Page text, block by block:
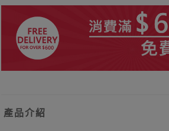
產品介紹